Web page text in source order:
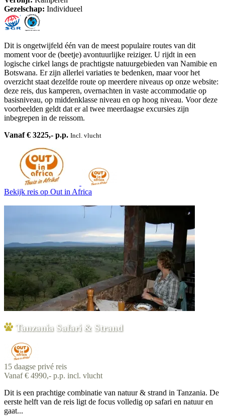
Gezelschap: Individueel
Dit is ongetwijfeld één van de meest populaire routes van dit
moment voor de (beetje) avontuurlijke reiziger. U rijdt in een
logische cirkel langs de prachtigste natuurgebieden van Namibie en
Botswana. Er zijn allerlei variaties te bedenken, maar voor het
overzicht staat dezelfde route op meerdere niveaus op onze website:
deze reis, dus kamperen, overnachten in vaste accommodatie op
basisniveau, op middenklasse niveau en op hoog niveau. Voor deze
voorbeelden geldt dat er al twee meerdaagse excursies zijn
inbegrepen in de reissom.
Vanaf € 3225,- p.p. Incl. vlucht
Bekijk reis op Out in Africa
Tanzania Safari & Strand
15 daagse privé reis
Vanaf € 4990,- p.p. incl. vlucht
Dit is een prachtige combinatie van natuur & strand in Tanzania. De
eerste helft van de reis ligt de focus volledig op safari en natuur en
gaat...